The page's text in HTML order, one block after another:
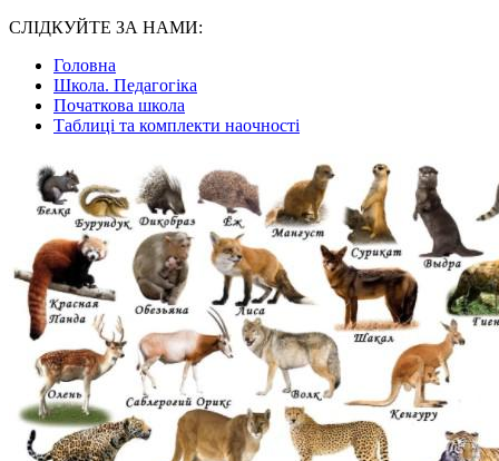
СЛІДКУЙТЕ ЗА НАМИ:
Головна
Школа. Педагогіка
Початкова школа
Таблиці та комплекти наочності